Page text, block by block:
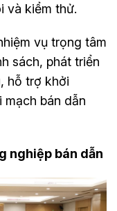
và kiểm thử.
vụ trọng tâm
sách, phát triển
hỗ trợ khởi
mạch bán dẫn
nghiệp bán dẫn